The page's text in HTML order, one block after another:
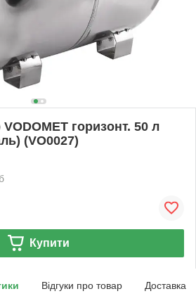
горизонт. 50 л
(VO0027)
Купити
Відгуки про товар Доставка